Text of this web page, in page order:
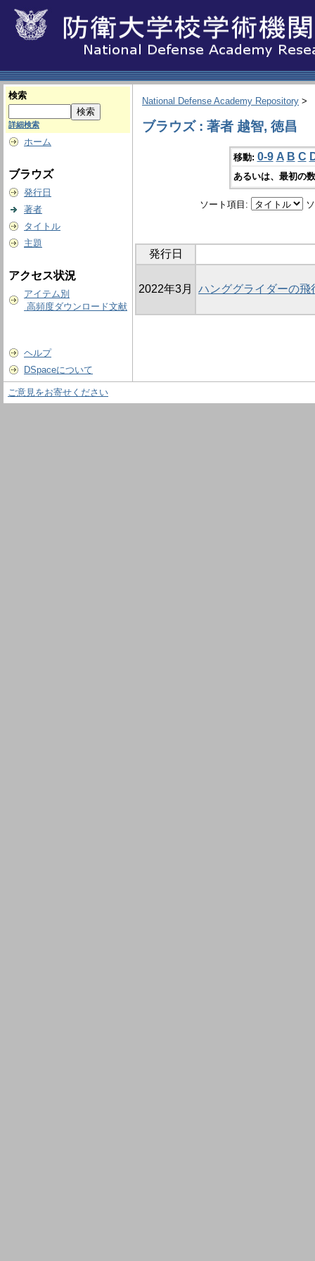
検索
詳細検索
ホーム
ブラウズ
発行日
著者
タイトル
主題
アクセス状況
アイテム別
高頻度ダウンロード文献
ヘルプ
DSpaceについて
National Defense Academy Repository >
ブラウズ : 著者 越智, 徳昌
移動: 0-9 A B C
あるいは、最初の
ソート項目:
発行日
2022年3月 ハンググライダーの
ご意見をお寄せください